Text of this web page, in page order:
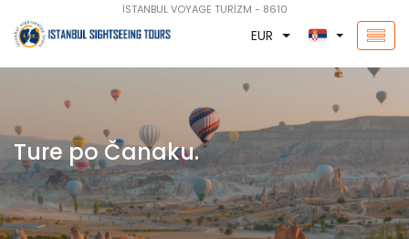
İSTANBUL VOYAGE TURİZM - 8610
EUR
Ture po Čanaku.